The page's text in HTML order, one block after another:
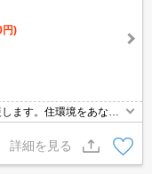
円)
ます。住環境をあなた
詳細を見る